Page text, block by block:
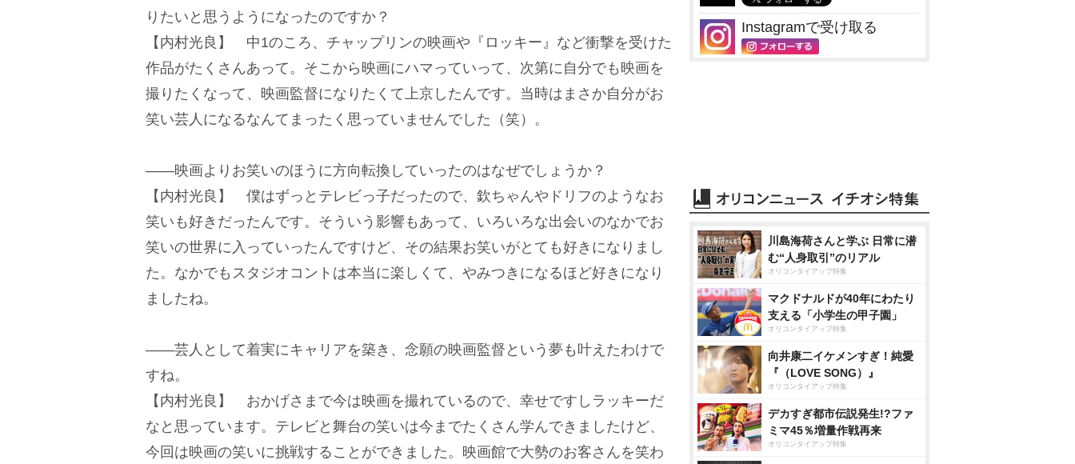
りたいと思うようになったのですか？
【内村光良】 中1のころ、チャップリンの映画や『ロッキー』など衝撃を受けた
作品がたくさんあって。そこから映画にハマっていって、次第に自分でも映画を
撮りたくなって、映画監督になりたくて上京したんです。当時はまさか自分がお
笑い芸人になるなんてまったく思っていませんでした（笑）。
――映画よりお笑いのほうに方向転換していったのはなぜでしょうか？
【内村光良】 僕はずっとテレビっ子だったので、欽ちゃんやドリフのようなお
笑いも好きだったんです。そういう影響もあって、いろいろな出会いのなかでお
笑いの世界に入っていったんですけど、その結果お笑いがとても好きになりまし
た。なかでもスタジオコントは本当に楽しくて、やみつきになるほど好きになり
ましたね。
――芸人として着実にキャリアを築き、念願の映画監督という夢も叶えたわけで
すね。
【内村光良】 おかげさまで今は映画を撮れているので、幸せですしラッキーだ
なと思っています。テレビと舞台の笑いは今までたくさん学んできましたけど、
今回は映画の笑いに挑戦することができました。映画館で大勢のお客さんを笑わ
Instagramで受け取る
川島海荷さんと学ぶ 日常に潜
む“人身取引”のリアル
オリコンタイアップ特集
マクドナルドが40年にわたり
支える「小学生の甲子園」
オリコンタイアップ特集
向井康二イケメンすぎ！純愛
『（LOVE SONG）』
オリコンタイアップ特集
デカすぎ都市伝説発生!?ファ
ミマ45％増量作戦再来
オリコンタイアップ特集